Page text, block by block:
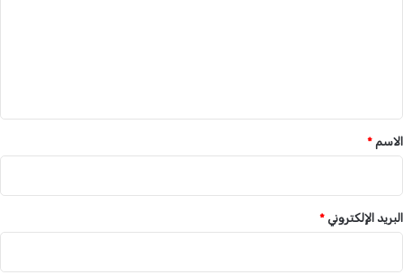
*
الاسم *
البريد الإلكتروني *